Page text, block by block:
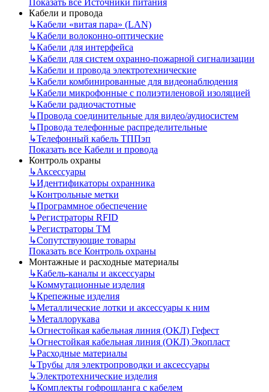
Показать все Источники питания
Кабели и провода
↳Кабели «витая пара» (LAN)
↳Кабели волоконно-оптические
↳Кабели для интерфейса
↳Кабели для систем охранно-пожарной сигнализации
↳Кабели и провода электротехнические
↳Кабели комбинированные для видеонаблюдения
↳Кабели микрофонные с полиэтиленовой изоляцией
↳Кабели радиочастотные
↳Провода соединительные для видео/аудиосистем
↳Провода телефонные распределительные
↳Телефонный кабель ТППэп
Показать все Кабели и провода
Контроль охраны
↳Аксессуары
↳Идентификаторы охранника
↳Контрольные метки
↳Программное обеспечение
↳Регистраторы RFID
↳Регистраторы ТМ
↳Сопутствующие товары
Показать все Контроль охраны
Монтажные и расходные материалы
↳Кабель-каналы и аксессуары
↳Коммутационные изделия
↳Крепежные изделия
↳Металлические лотки и аксессуары к ним
↳Металлорукава
↳Огнестойкая кабельная линия (ОКЛ) Гефест
↳Огнестойкая кабельная линия (ОКЛ) Экопласт
↳Расходные материалы
↳Трубы для электропроводки и аксессуары
↳Электротехнические изделия
↳Комплекты гофрошланга с кабелем